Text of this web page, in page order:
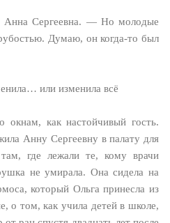
Сергеевна. — Но молодые
Думаю, он когда-то был
или изменила всё
как настойчивый гость.
Анну Сергеевну в палату для
где лежали те, кому врачи
не умирала. Она сидела на
который Ольга принесла из
о том, как учила детей в школе,